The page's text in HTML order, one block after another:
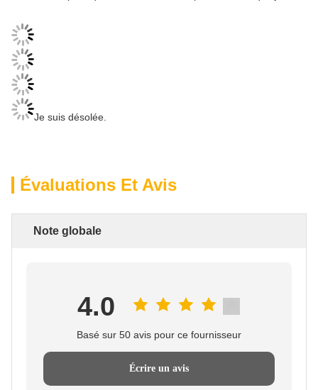
Je suis désolée.
Évaluations Et Avis
Note globale
4.0
Basé sur 50 avis pour ce fournisseur
Écrire un avis